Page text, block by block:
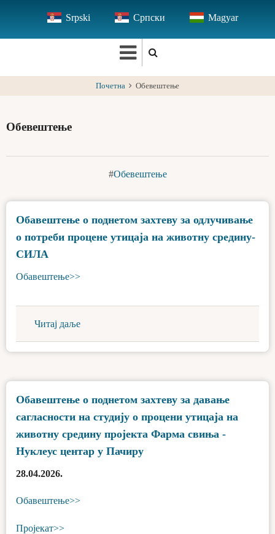
main
Srpski Српски Magyar
Почетна Обевештење
Обевештење
Обевештење
Обавештење о поднетом захтеву за одлучивање
о потреби процене утицаја на животну средину-
СИЛА
Обавештење>>
Читај даље
Обавештење о поднетом захтеву за давање
сагласности на студију о процени утицаја на
животну средину пројекта Фарма свиња -
Нуклеус центар у Пачиру
28.04.2026.
Обавештење>>
Пројекат>>